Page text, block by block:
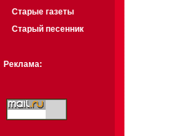
Старые газеты
Старый песенник
Реклама: